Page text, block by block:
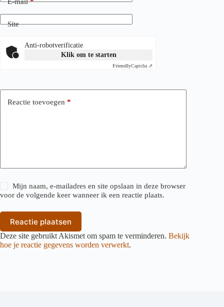
Site
Anti-robotverificatie
Klik om te starten
FriendlyCaptcha ⇗
Reactie toevoegen *
Mijn naam, e-mailadres en site opslaan in deze browser
voor de volgende keer wanneer ik een reactie plaats.
Reactie plaatsen
Deze site gebruikt Akismet om spam te verminderen. Bekijk
hoe je reactie gegevens worden verwerkt.